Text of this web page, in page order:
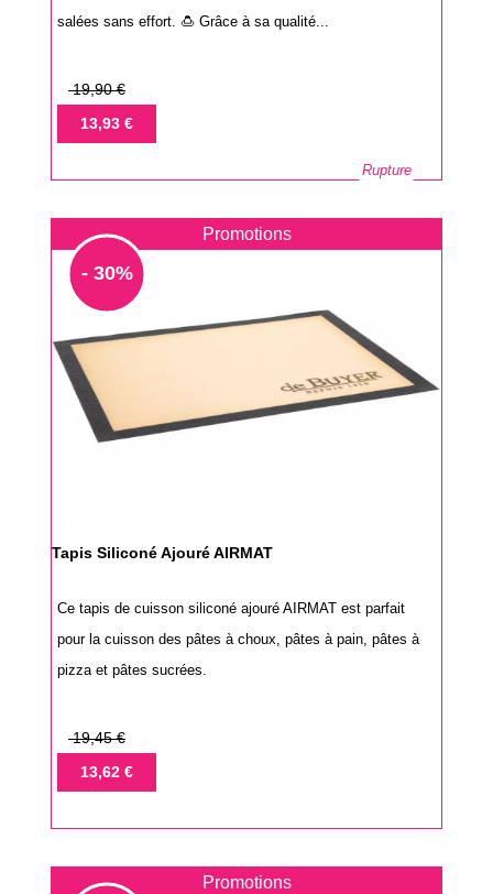
salées sans effort. 🍮 Grâce à sa qualité...
Prix
base
19,90 €
Prix13,93 €
Rupture
Promotions
- 30%
Tapis Siliconé Ajouré AIRMAT
Ce tapis de cuisson siliconé ajouré AIRMAT est parfait
pour la cuisson des pâtes à choux, pâtes à pain, pâtes à
pizza et pâtes sucrées.
Prix
base
19,45 €
Prix13,62 €
Promotions